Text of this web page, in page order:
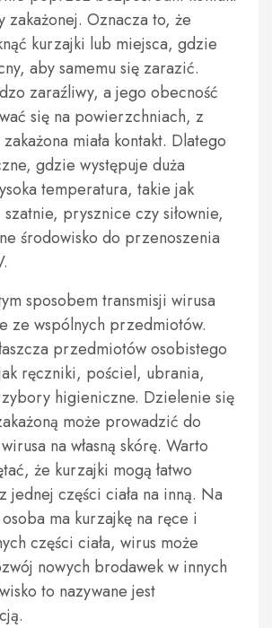
zakażonej. Oznacza to, że
kurzajki lub miejsca, gdzie
aby samemu się zarazić.
zaraźliwy, a jego obecność
się na powierzchniach, z
miała kontakt. Dlatego
gdzie występuje duża
temperatura, takie jak
szatnie, prysznice czy siłownie,
środowisko do przenoszenia
sposobem transmisji wirusa
ze wspólnych przedmiotów.
przedmiotów osobistego
ręczniki, pościel, ubrania,
higieniczne. Dzielenie się
może prowadzić do
na własną skórę. Warto
że kurzajki mogą łatwo
jednej części ciała na inną. Na
ma kurzajkę na ręce i
części ciała, wirus może
nowych brodawek w innych
to nazywane jest